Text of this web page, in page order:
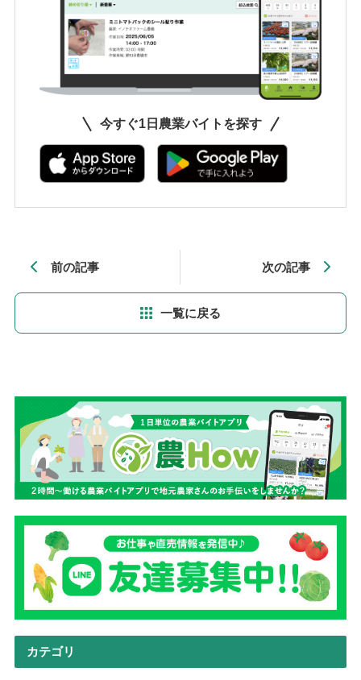
今すぐ1日農業バイトを探す
前の記事
一覧に戻る
次の記事
カテゴリ